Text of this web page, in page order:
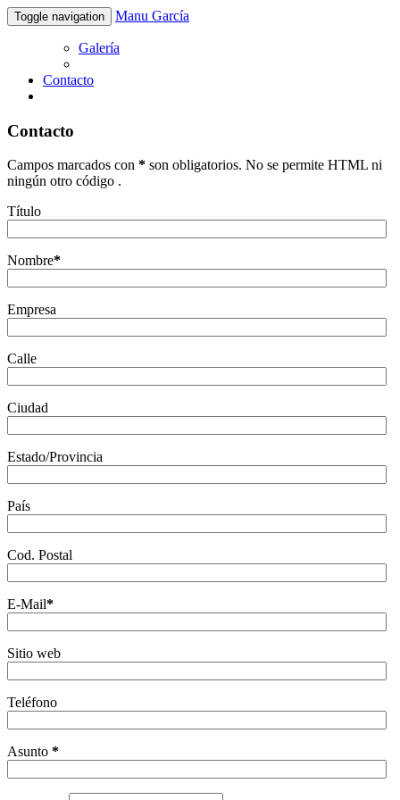
Toggle navigation Manu García
Galería
Contacto
Contacto
Campos marcados con * son obligatorios. No se permite HTML ni
ningún otro código .
Título
Nombre*
Empresa
Calle
Ciudad
Estado/Provincia
País
Cod. Postal
E-Mail*
Sitio web
Teléfono
Asunto *